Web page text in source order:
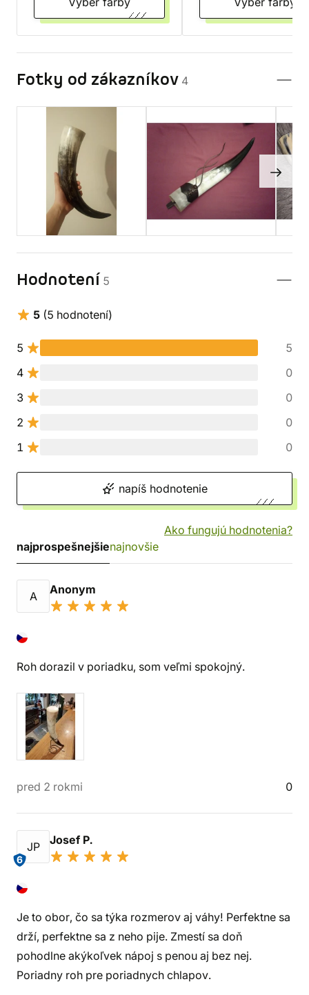
Fotky od zákazníkov 4
Hodnotení 5
5 (5 hodnotení)
5
5
4
0
3
0
2
0
1
0
napíš hodnotenie
Ako fungujú hodnotenia?
najprospešnejšienajnovšie
A Anonym
Roh dorazil v poriadku, som veľmi spokojný.
pred 2 rokmi 0
JP
6
Josef P.
Je to obor, čo sa týka rozmerov aj váhy! Perfektne sa
drží, perfektne sa z neho pije. Zmestí sa doň
pohodlne akýkoľvek nápoj s penou aj bez nej.
Poriadny roh pre poriadnych chlapov.